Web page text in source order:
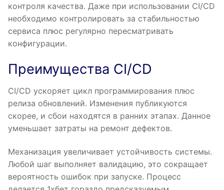
контроля качества. Даже при использовании CI/CD
необходимо контролировать за стабильностью
сервиса плюс регулярно пересматривать
конфигурации.
Преимущества CI/CD
CI/CD ускоряет цикл программирования плюс
релиза обновлений. Изменения публикуются
скорее, и сбои находятся в ранних этапах. Данное
уменьшает затраты на ремонт дефектов.
Механизация увеличивает устойчивость системы.
Любой шаг выполняет валидацию, это сокращает
вероятность ошибок при запуске. Процесс